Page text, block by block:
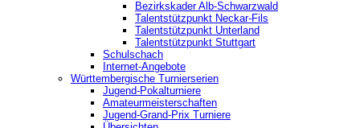
Bezirkskader Alb-Schwarzwald
Talentstützpunkt Neckar-Fils
Talentstützpunkt Unterland
Talentstützpunkt Stuttgart
Schulschach
Internet-Angebote
Württembergische Turnierserien
Jugend-Pokalturniere
Amateurmeisterschaften
Jugend-Grand-Prix Turniere